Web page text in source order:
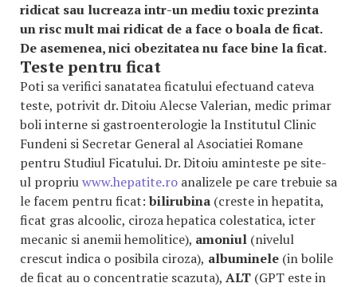
ridicat sau lucreaza intr-un mediu toxic prezinta
un risc mult mai ridicat de a face o boala de ficat.
De asemenea, nici obezitatea nu face bine la ficat.
Teste pentru ficat
Poti sa verifici sanatatea ficatului efectuand cateva
teste, potrivit dr. Ditoiu Alecse Valerian, medic primar
boli interne si gastroenterologie la Institutul Clinic
Fundeni si Secretar General al Asociatiei Romane
pentru Studiul Ficatului. Dr. Ditoiu aminteste pe site-
ul propriuwww.hepatite.ro analizele pe care trebuie sa
le facem pentru ficat: bilirubina (creste in hepatita,
ficat gras alcoolic, ciroza hepatica colestatica, icter
mecanic si anemii hemolitice), amoniul (nivelul
crescut indica o posibila ciroza), albuminele (in bolile
de ficat au o concentratie scazuta), ALT (GPT este in